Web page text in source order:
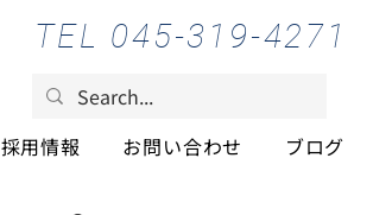
TEL 045-319-4271
採用情報 お問い合わせ ブログ